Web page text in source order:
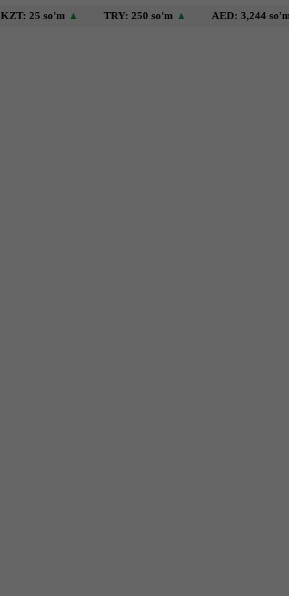
so'm ▲ TRY: 250 so'm▲ AED: 3,244 so'm▲